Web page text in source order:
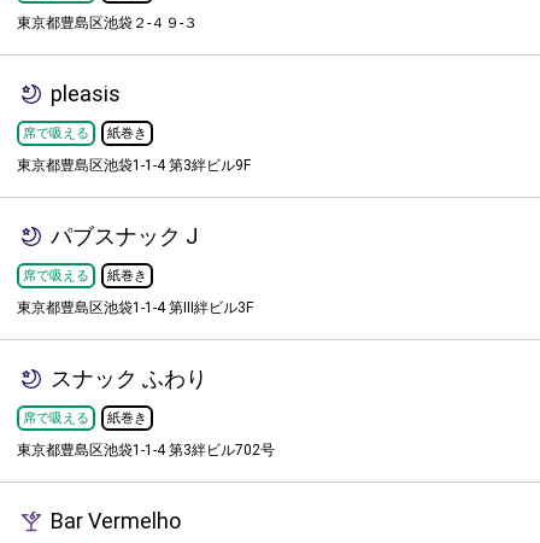
東京都豊島区池袋２-４９-３
pleasis
席で吸える 紙巻き
東京都豊島区池袋1-1-4 第3絆ビル9F
パブスナック J
席で吸える 紙巻き
東京都豊島区池袋1-1-4 第Ⅲ絆ビル3F
スナック ふわり
席で吸える 紙巻き
東京都豊島区池袋1-1-4 第3絆ビル702号
Bar Vermelho